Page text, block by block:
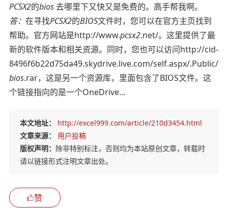
PCSX2的bios去哪里下又快又是免费的。高手帮我啊。
答： 在寻找PCSX2的BIOS文件时，您可以在官方主页找到
帮助。官方网站是http://www.pcsx2.net/。这里提供了最
新的软件版本和相关资源。同时，您也可以访问http://cid-
8496f6b22d75da49.skydrive.live.com/self.aspx/.Public/
bios.rar，这是另一个资源库，里面包含了BIOS文件。这
个链接指向的是一个OneDrive...
本文地址：
http://excel999.com/article/210d3454.html
文章来源：
用户投稿
版权声明： 除非特别标注，否则均为本站原创文章，转载时
请以链接形式注明文章出处。
赞